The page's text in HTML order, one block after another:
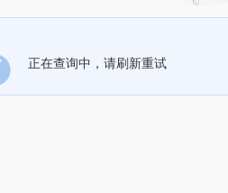
正在查询中，请刷新重试